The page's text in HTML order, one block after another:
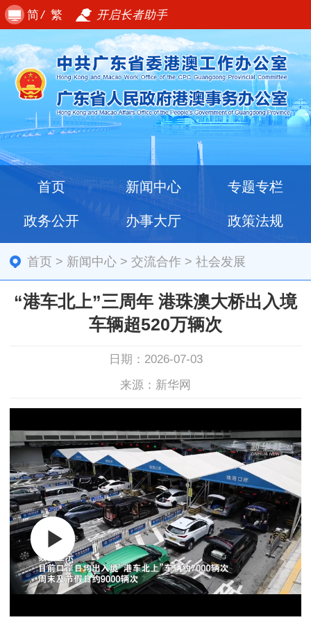
简/ 繁 开启长者助手
首页 新闻中心 专题专栏
政务公开 办事大厅 政策法规
首页 > 新闻中心 >交流合作 >社会发展
“港车北上”三周年 港珠澳大桥出入境
车辆超520万辆次
日期：2026-07-03
来源：新华网